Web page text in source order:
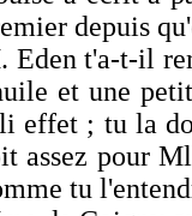
depuis
Eden t'a-t-il
et une
effet ; tu la
assez pour
tu